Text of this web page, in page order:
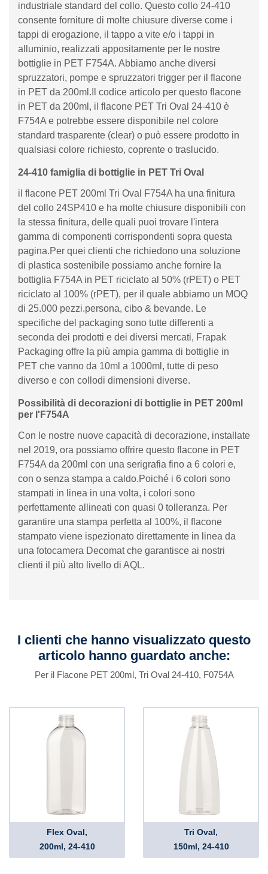
industriale standard del collo. Questo collo 24-410
consente forniture di molte chiusure diverse come i
tappi di erogazione, il tappo a vite e/o i tappi in
alluminio, realizzati appositamente per le nostre
bottiglie in PET F754A. Abbiamo anche diversi
spruzzatori, pompe e spruzzatori trigger per il flacone
in PET da 200ml.Il codice articolo per questo flacone
in PET da 200ml, il flacone PET Tri Oval 24-410 è
F754A e potrebbe essere disponibile nel colore
standard trasparente (clear) o può essere prodotto in
qualsiasi colore richiesto, coprente o traslucido.
24-410 famiglia di bottiglie in PET Tri Oval
il flacone PET 200ml Tri Oval F754A ha una finitura
del collo 24SP410 e ha molte chiusure disponibili con
la stessa finitura, delle quali puoi trovare l'intera
gamma di componenti corrispondenti sopra questa
pagina.Per quei clienti che richiedono una soluzione
di plastica sostenibile possiamo anche fornire la
bottiglia F754A in PET riciclato al 50% (rPET) o PET
riciclato al 100% (rPET), per il quale abbiamo un MOQ
di 25.000 pezzi.persona, cibo & bevande. Le
specifiche del packaging sono tutte differenti a
seconda dei prodotti e dei diversi mercati, Frapak
Packaging offre la più ampia gamma di bottiglie in
PET che vanno da 10ml a 1000ml, tutte di peso
diverso e con collodi dimensioni diverse.
Possibilità di decorazioni di bottiglie in PET 200ml
per l'F754A
Con le nostre nuove capacità di decorazione, installate
nel 2019, ora possiamo offrire questo flacone in PET
F754A da 200ml con una serigrafia fino a 6 colori e,
con o senza stampa a caldo.Poiché i 6 colori sono
stampati in linea in una volta, i colori sono
perfettamente allineati con quasi 0 tolleranza. Per
garantire una stampa perfetta al 100%, il flacone
stampato viene ispezionato direttamente in linea da
una fotocamera Decomat che garantisce ai nostri
clienti il ​​più alto livello di AQL.
I clienti che hanno visualizzato questo
articolo hanno guardato anche:
Per il Flacone PET 200ml, Tri Oval 24-410, F0754A
Flex Oval,
200ml, 24-410
Tri Oval,
150ml, 24-410